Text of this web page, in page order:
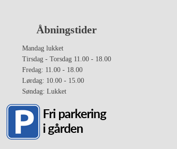
Åbningstider
Mandag lukket
Tirsdag - Torsdag 11.00 - 18.00
Fredag: 11.00 - 18.00
Lørdag: 10.00 - 15.00
Søndag: Lukket